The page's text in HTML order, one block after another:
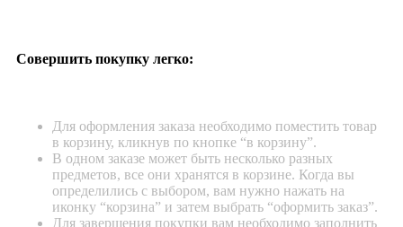
Совершить покупку легко:
Для оформления заказа необходимо поместить товар
в корзину, кликнув по кнопке “в корзину”.
В одном заказе может быть несколько разных
предметов, все они хранятся в корзине. Когда вы
определились с выбором, вам нужно нажать на
иконку “корзина” и затем выбрать “оформить заказ”.
Для завершения покупки вам необходимо заполнить